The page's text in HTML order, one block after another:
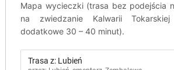
Mapa wycieczki (trasa bez podejścia
na zwiedzanie Kalwarii
dodatkowe 30 – 40 minut).